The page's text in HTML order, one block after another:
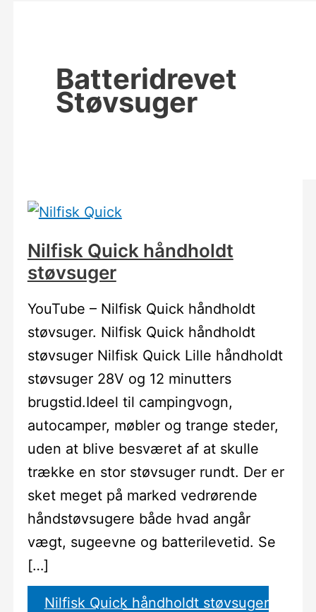
Batteridrevet
Støvsuger
Nilfisk Quick håndholdt
støvsuger
YouTube – Nilfisk Quick håndholdt
støvsuger. Nilfisk Quick håndholdt
støvsuger Nilfisk Quick Lille håndholdt
støvsuger 28V og 12 minutters
brugstid.Ideel til campingvogn,
autocamper, møbler og trange steder,
uden at blive besværet af at skulle
trække en stor støvsuger rundt. Der er
sket meget på marked vedrørende
håndstøvsugere både hvad angår
vægt, sugeevne og batterilevetid. Se
[…]
Nilfisk Quick håndholdt støvsuger